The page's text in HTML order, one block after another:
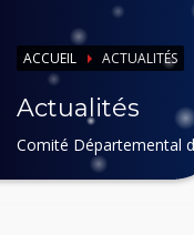
ACCUEIL ACTUALITÉS
Actualités
Comité Départemental